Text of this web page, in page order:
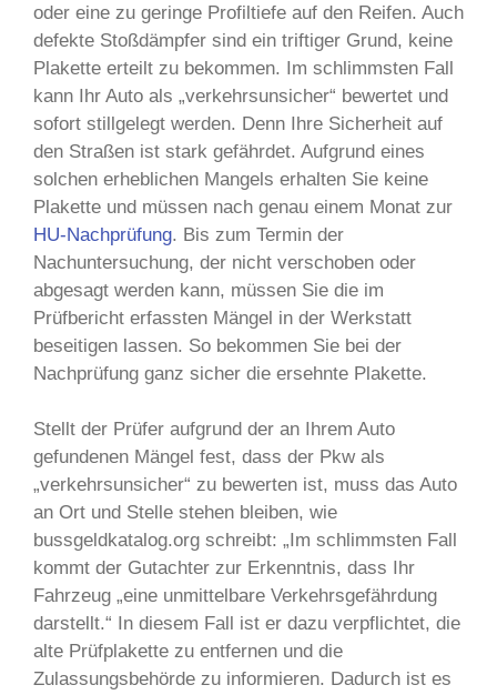
oder eine zu geringe Profiltiefe auf den Reifen. Auch
defekte Stoßdämpfer sind ein triftiger Grund, keine
Plakette erteilt zu bekommen. Im schlimmsten Fall
kann Ihr Auto als „verkehrsunsicher“ bewertet und
sofort stillgelegt werden. Denn Ihre Sicherheit auf
den Straßen ist stark gefährdet. Aufgrund eines
solchen erheblichen Mangels erhalten Sie keine
Plakette und müssen nach genau einem Monat zur
HU-Nachprüfung. Bis zum Termin der
Nachuntersuchung, der nicht verschoben oder
abgesagt werden kann, müssen Sie die im
Prüfbericht erfassten Mängel in der Werkstatt
beseitigen lassen. So bekommen Sie bei der
Nachprüfung ganz sicher die ersehnte Plakette.
Stellt der Prüfer aufgrund der an Ihrem Auto
gefundenen Mängel fest, dass der Pkw als
„verkehrsunsicher“ zu bewerten ist, muss das Auto
an Ort und Stelle stehen bleiben, wie
bussgeldkatalog.org schreibt: „Im schlimmsten Fall
kommt der Gutachter zur Erkenntnis, dass Ihr
Fahrzeug „eine unmittelbare Verkehrsgefährdung
darstellt.“ In diesem Fall ist er dazu verpflichtet, die
alte Prüfplakette zu entfernen und die
Zulassungsbehörde zu informieren. Dadurch ist es